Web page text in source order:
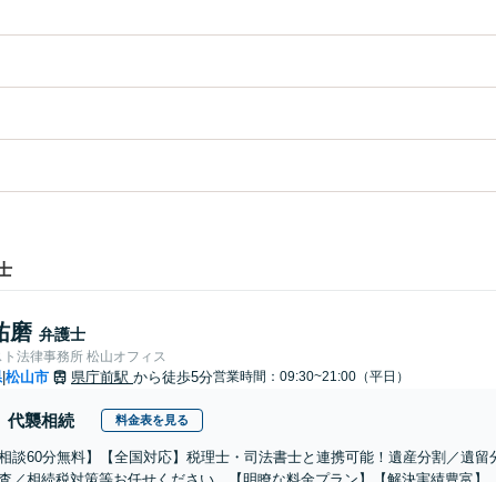
磨 弁護士
法律事務所 松山オフィス
|松山市 県庁前駅 から徒歩5分営業時間：09:30~21:00（平日）
代襲相続 料金表を見る
相談60分無料】【全国対応】税理士・司法書士と連携可能！遺産分割／遺
／相続税対策等お任せください。【明瞭な料金プラン】【解決実績豊富】